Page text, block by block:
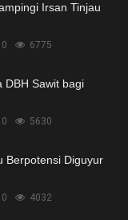
Irsan Tinjau
0 6775
DBH Sawit bagi
0 5630
Berpotensi Diguyur
0 4032